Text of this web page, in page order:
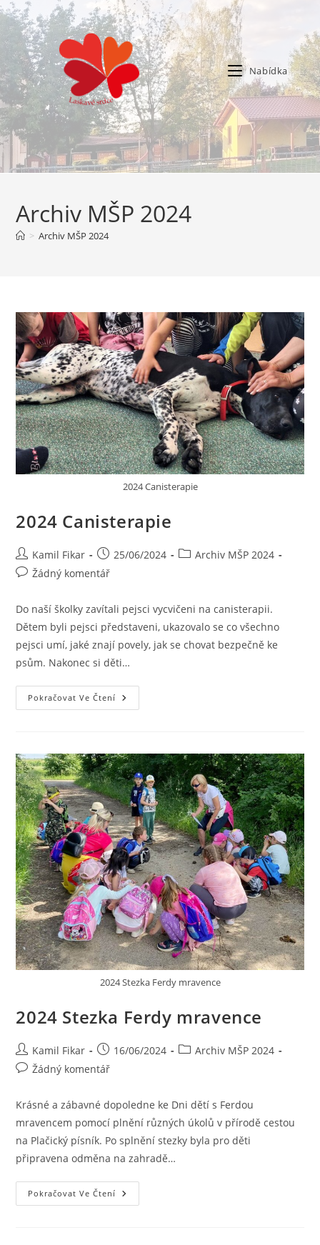
Nabídka
Archiv MŠP 2024
> Archiv MŠP 2024
2024 Canisterapie
2024 Canisterapie
Kamil Fikar 25/06/2024
Archiv MŠP 2024
Žádný komentář
Do naší školky zavítali pejsci vycvičeni na canisterapii.
Dětem byli pejsci představeni, ukazovalo se co všechno
pejsci umí, jaké znají povely, jak se chovat bezpečně ke
psům. Nakonec si děti…
Pokračovat Ve Čtení
2024 Stezka Ferdy mravence
2024 Stezka Ferdy mravence
Kamil Fikar 16/06/2024
Archiv MŠP 2024
Žádný komentář
Krásné a zábavné dopoledne ke Dni dětí s Ferdou
mravencem pomocí plnění různých úkolů v přírodě cestou
na Plačický písník. Po splnění stezky byla pro děti
připravena odměna na zahradě…
Pokračovat Ve Čtení